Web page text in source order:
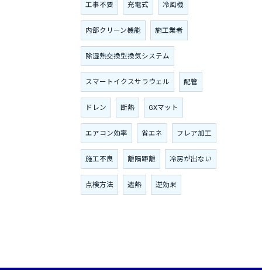
工事不要 充電式 冷風機
内部クリーン機能 施工業者
除湿熱交換型換気システム
スマートイクスサラウェル 配管
ドレン 断熱 GXマット
エアコン効率 省エネ フレア加工
施工不良 離隔距離 冷房が出ない
点検方法 遮熱 逆効果